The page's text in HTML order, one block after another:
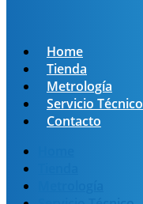
Home
Tienda
Metrología
Servicio Técnico
Contacto